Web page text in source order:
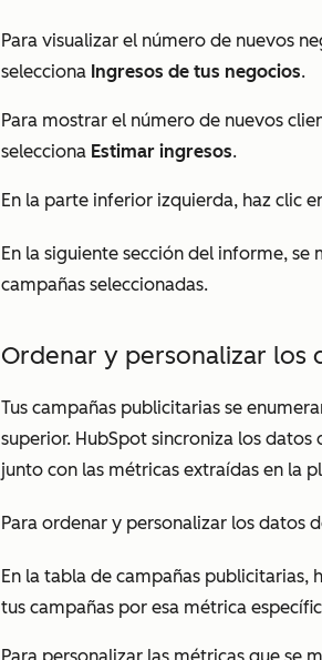
Para visualizar el número de nuevos
selecciona Ingresos de tus negocios.
Para mostrar el número de nuevos
selecciona Estimar ingresos.
En la parte inferior izquierda, haz clic
En la siguiente sección del informe,
campañas seleccionadas.
Ordenar y personalizar los
Tus campañas publicitarias se
superior. HubSpot sincroniza los
junto con las métricas extraídas en la
Para ordenar y personalizar los datos
En la tabla de campañas publicitarias,
tus campañas por esa métrica